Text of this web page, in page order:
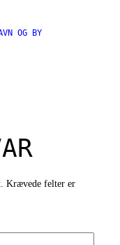
OG BY
Krævede felter er